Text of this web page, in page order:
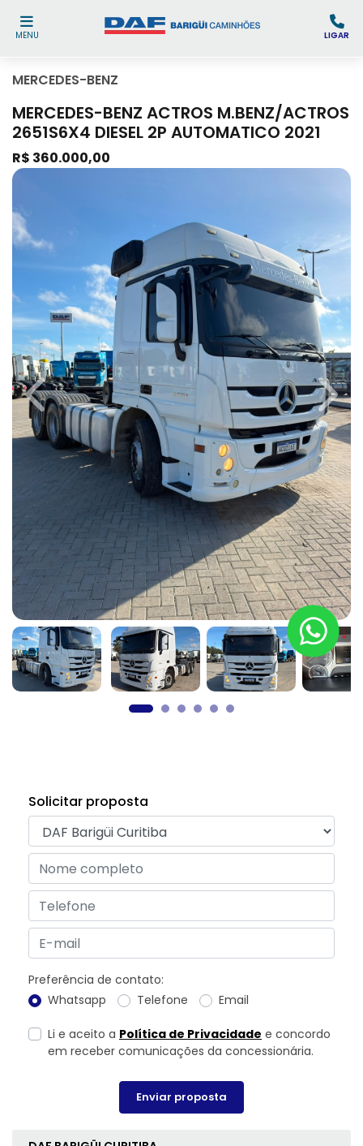
MENU LIGAR
MERCEDES-BENZ
MERCEDES-BENZ ACTROS M.BENZ/ACTROS
2651S6X4 DIESEL 2P AUTOMATICO 2021
R$ 360.000,00
Previous Next
Solicitar proposta
Preferência de contato:
Whatsapp
Telefone Email
Li e aceito a Política de Privacidade e concordo
em receber comunicações da concessionária.
Enviar proposta